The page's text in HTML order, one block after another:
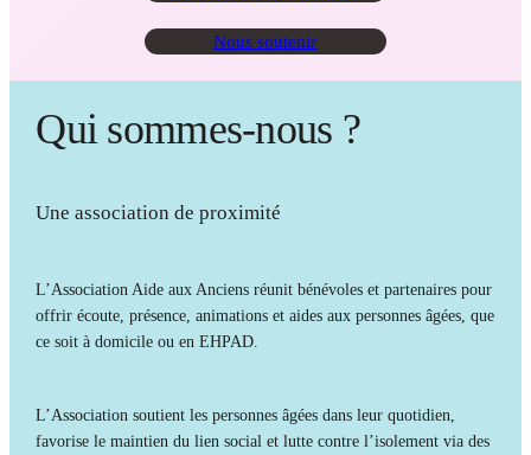
Nous soutenir
Qui sommes-nous ?
Une association de proximité
L’Association Aide aux Anciens réunit bénévoles et partenaires pour
offrir écoute, présence, animations et aides aux personnes âgées, que
ce soit à domicile ou en EHPAD.
L’Association soutient les personnes âgées dans leur quotidien,
favorise le maintien du lien social et lutte contre l’isolement via des